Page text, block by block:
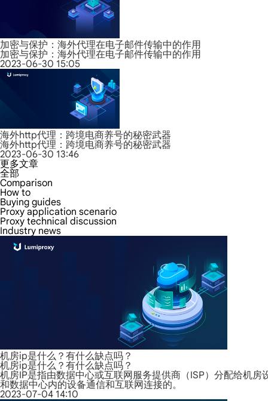
加密与保护：海外代理在电子邮件传输中的作用
加密与保护：海外代理在电子邮件传输中的作用
2023-06-30 15:05
海外http代理：跨境电商养号的秘密武器
海外http代理：跨境电商养号的秘密武器
2023-06-30 13:46
更多文章
全部
Comparison
How to
Buying guides
Proxy application scenario
Proxy technical discussion
Industry news
机房ip是什么？有什么缺点吗？
机房ip是什么？有什么缺点吗？
机房IP是指由数据中心或互联网服务提供商（ISP）分配给机
和数据中心内的设备通信和互联网连接的。
2023-07-04 14:10